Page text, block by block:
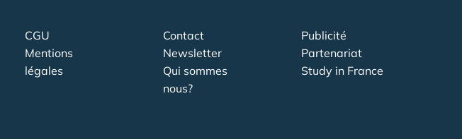
CGU
Mentions
légales
Contact
Newsletter
Qui sommes
nous?
Publicité
Partenariat
Study in France